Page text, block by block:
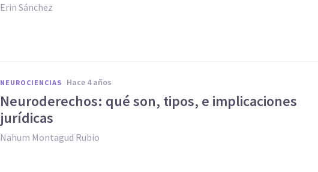
Erin Sánchez
NEUROCIENCIAS hace 4 años
Neuroderechos: qué son, tipos, e implicaciones
jurídicas
Nahum Montagud Rubio